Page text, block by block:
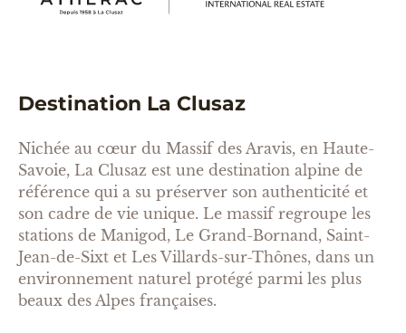
Destination La Clusaz
Nichée au cœur du Massif des Aravis, en Haute-
Savoie, La Clusaz est une destination alpine de
référence qui a su préserver son authenticité et
son cadre de vie unique. Le massif regroupe les
stations de Manigod, Le Grand-Bornand, Saint-
Jean-de-Sixt et Les Villards-sur-Thônes, dans un
environnement naturel protégé parmi les plus
beaux des Alpes françaises.